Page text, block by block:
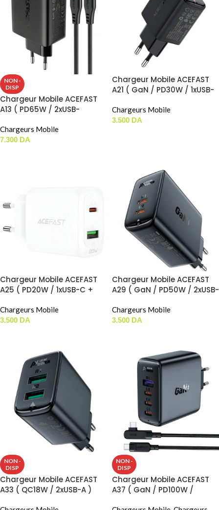
NON -
DISP
Chargeur Mobile ACEFAST
A13 ( PD65W / 2xUSB-
Chargeurs Mobile
7.300 DA
Chargeur Mobile ACEFAST
A21 ( GaN / PD30W / 1xUSB-
Chargeurs Mobile
3.500 DA
Chargeur Mobile ACEFAST
A25 ( PD20W / 1xUSB-C +
Chargeurs Mobile
3.500 DA
Chargeur Mobile ACEFAST
A29 ( GaN / PD50W / 2xUSB-
Chargeurs Mobile
3.500 DA
NON -
DISP
Chargeur Mobile ACEFAST
A33 ( QC18W / 2xUSB-A )
NON -
DISP
Chargeur Mobile ACEFAST
A37 ( GaN / PD100W /